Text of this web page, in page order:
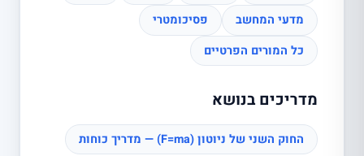
מדעי המחשב
פסיכומטרי
כל המורים הפרטיים
מדריכים בנושא
החוק השני של ניוטון (F=ma) — מדריך כוחות